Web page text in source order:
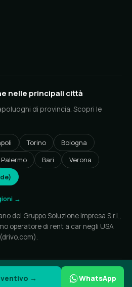
→ WhatsApp
nelle principali città
di provincia. Scopri le
Torino
Bologna
Palermo Bari
Verona
→
del Gruppo Soluzione Impresa S.r.l.,
operatore di rent a car negli USA
(drivo.com).
Impresa S.r.l. • P.IVA IT05252350870
Note legali